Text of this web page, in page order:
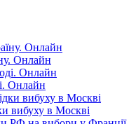
Онлайн
Онлайн
вибуху в Москві